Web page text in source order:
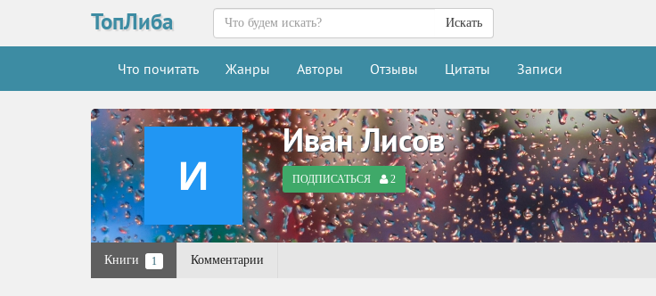
ТопЛиба Искать
Что почитать Жанры Авторы Отзывы Цитаты Записи
Иван Лисов
ПОДПИСАТЬСЯ 2
Книги 1 Комментарии